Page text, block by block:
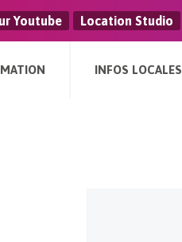
Youtube Location Studio
INFOS LOCALES